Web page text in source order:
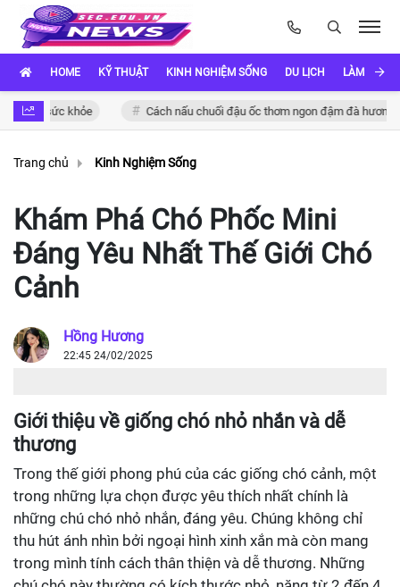
HOME KỸ THUẬT KINH NGHIỆM SỐNG DU LỊCH LÀM ĐẸP
sức khỏe Cách nấu chuối đậu ốc thơm ngon đậm đà hương vị Việt
Trang chủ Kinh Nghiệm Sống
Khám Phá Chó Phốc Mini
Đáng Yêu Nhất Thế Giới Chó
Cảnh
Hồng Hương
22:45 24/02/2025
Giới thiệu về giống chó nhỏ nhắn và dễ
thương
Trong thế giới phong phú của các giống chó cảnh, một
trong những lựa chọn được yêu thích nhất chính là
những chú chó nhỏ nhắn, đáng yêu. Chúng không chỉ
thu hút ánh nhìn bởi ngoại hình xinh xắn mà còn mang
trong mình tính cách thân thiện và dễ thương. Những